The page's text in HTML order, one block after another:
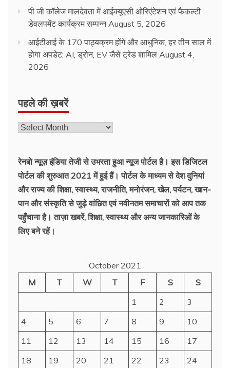
पी जी कॉलेज मालदेवता में आईक्यूएसी ओरिएंटेशन एवं फैकल्टी
डेवलपमेंट कार्यक्रम सम्पन्न August 5, 2026
आईटीआई के 170 पाठ्यक्रम होंगे और आधुनिक, हर तीन साल में
होगा अपडेट; AI, ड्रोन, EV जैसे ट्रेड शामिल August 4,
2026
पहले की ख़बरें
रेनबो न्यूज़ इंडिया तेजी से उभरता हुआ न्‍यूज पोर्टल है। इस डिजिटल
पोर्टल की शुरुआत 2021 में हुई हैं। पोर्टल के माध्यम से देश दुनियां
और राज्य की शिक्षा, स्वास्थ्य, राजनीति, मनोरंजन, खेल, पर्यटन, खान-
पान और संस्कृति से जुड़े वांछित एवं नवीनतम समाचारों को आप तक
पहुँचाना है। ताज़ा खबरें, शिक्षा, स्वास्थ्य और अन्य जानकारिओं के
लिए बने रहें।
October 2021
M
T W T F S
S
1
2
3
4
5 6 7 8 9
10
11
12 13 14 15 16
17
18
19 20 21 22 23
24